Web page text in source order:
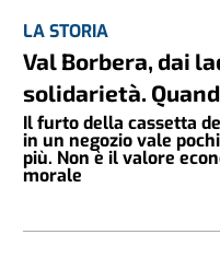
LA STORIA
Val Borbera, dai
solidarietà.
Il furto della cassetta
in un negozio vale
più. Non è il valore
morale